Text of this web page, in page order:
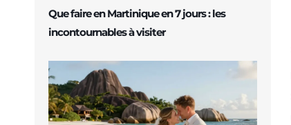
Que faire en Martinique en 7 jours : les
incontournables à visiter